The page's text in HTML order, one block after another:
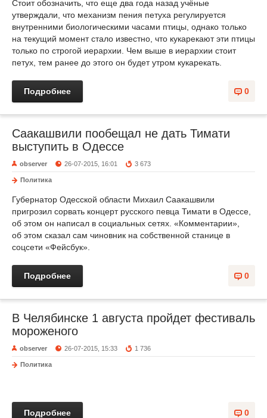
Стоит обозначить, что еще два года назад учёные
утверждали, что механизм пения петуха регулируется
внутренними биологическими часами птицы, однако только
на текущий момент стало известно, что кукарекают эти птицы
только по строгой иерархии. Чем выше в иерархии стоит
петух, тем ранее до этого он будет утром кукарекать.
0
Подробнее
Саакашвили пообещал не дать Тимати
выступить в Одессе
observer 26-07-2015, 16:01 3 673
Политика
Губернатор Одесской области Михаил Саакашвили
пригрозил сорвать концерт русского певца Тимати в Одессе,
об этом он написал в социальных сетях. «Комментарии»,
об этом сказал сам чиновник на собственной станице в
соцсети «Фейсбук».
0
Подробнее
В Челябинске 1 августа пройдет фестиваль
мороженого
observer 26-07-2015, 15:33 1 736
Политика
0
Подробнее